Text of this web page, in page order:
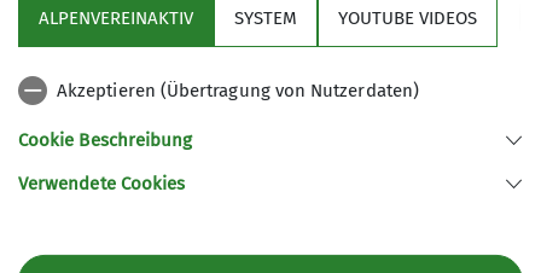
den Skilauf, sowie ein interessantes
Ganzjahresangebot im Bereich Fitness.
Dass dabei die Geselligkeit nicht zu
Unser Wintersportprogramm umfasst
Alpinskifahrten,
Sektion
Programm
90762 Fürth
ALPENVEREINAKTIV SYSTEM YOUTUBE VIDEOS
Akzeptieren (Übertragung von Nutzerdaten)
Cookie Beschreibung
Verwendete Cookies